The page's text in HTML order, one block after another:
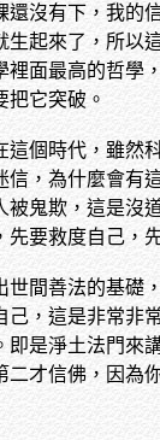
沒有下，我
起來了，所
面最高的哲學
它突破。
個時代，雖
，為什麼會
鬼欺，這是
要救度自己，
間善法的基
，這是非常
是淨土法門
才信佛，因